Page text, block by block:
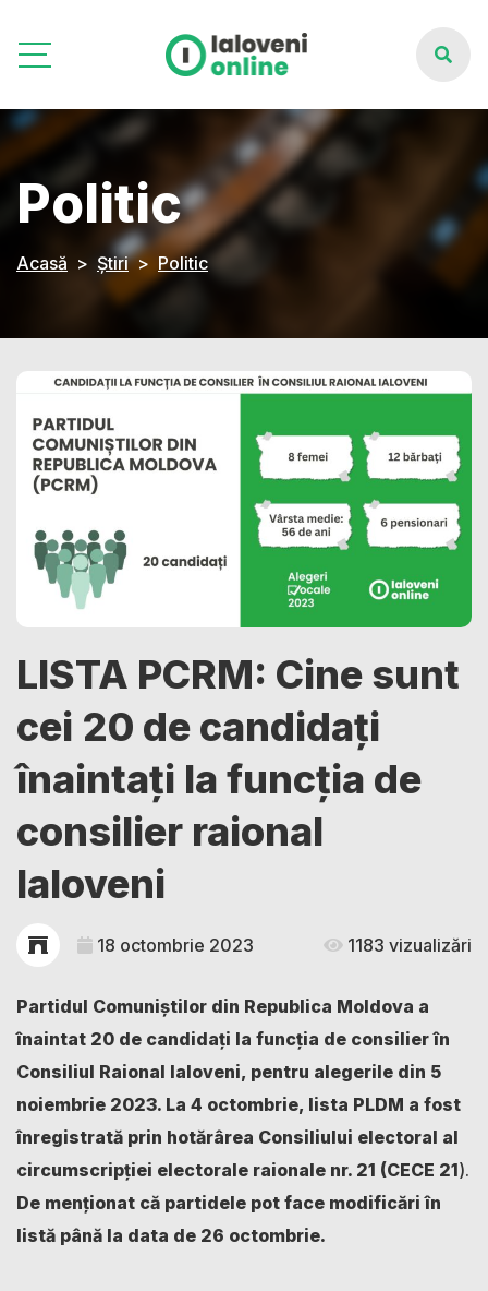
Politic
Acasă Știri Politic
LISTA PCRM: Cine sunt
cei 20 de candidați
înaintați la funcția de
consilier raional
Ialoveni
18 octombrie 2023 1183 vizualizări
Partidul Comuniștilor din Republica Moldova a
înaintat 20 de candidați la funcția de consilier în
Consiliul Raional Ialoveni, pentru alegerile din 5
noiembrie 2023. La 4 octombrie, lista PLDM a fost
înregistrată prin hotărârea Consiliului electoral al
circumscripției electorale raionale nr. 21 (CECE 21).
De menționat că partidele pot face modificări în
listă până la data de 26 octombrie.